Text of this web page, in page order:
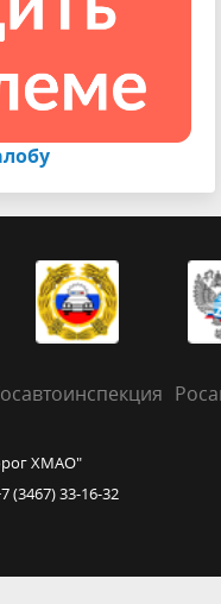
ХМАО"
(3467) 33-16-32